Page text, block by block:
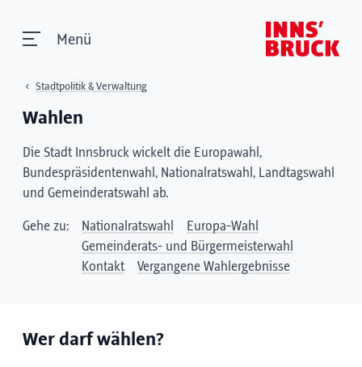
Menü
Stadtpolitik & Verwaltung
Wahlen
Die Stadt Innsbruck wickelt die Europawahl,
Bundespräsidentenwahl, Nationalratswahl, Landtagswahl
und Gemeinderatswahl ab.
Gehe zu: Nationalratswahl
Europa-Wahl
Gemeinderats- und Bürgermeisterwahl
Kontakt
Vergangene Wahlergebnisse
Wer darf wählen?